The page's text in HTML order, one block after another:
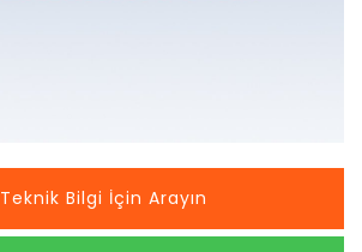
Teknik Bilgi İçin Arayın